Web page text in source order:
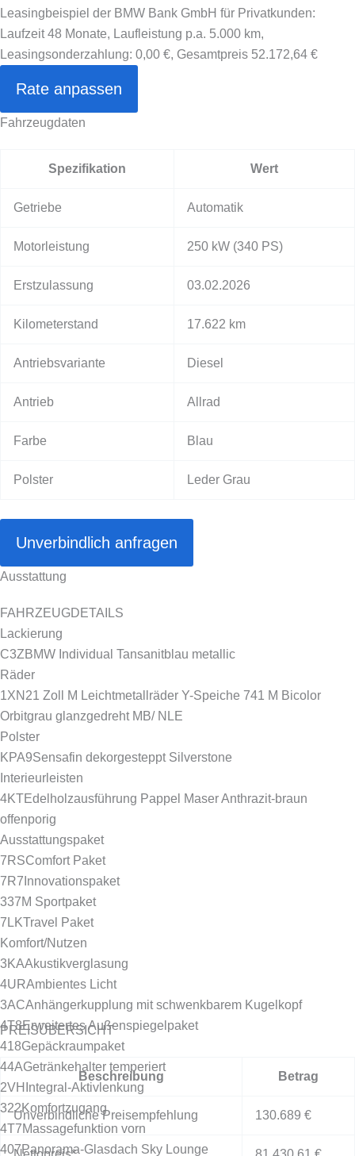
Leasingbeispiel der BMW Bank GmbH für Privatkunden:
Laufzeit 48 Monate, Laufleistung p.a. 5.000 km,
Leasingsonderzahlung: 0,00 €, Gesamtpreis 52.172,64 €
Rate anpassen
Fahrzeugdaten
Spezifikation Wert
Getriebe Automatik
Motorleistung 250 kW (340 PS)
Erstzulassung 03.02.2026
Kilometerstand 17.622 km
Antriebsvariante Diesel
Antrieb Allrad
Farbe Blau
Polster Leder Grau
Unverbindlich anfragen
Ausstattung
FAHRZEUGDETAILS
Lackierung
C3Z BMW Individual Tansanitblau metallic
Räder
1XN 21 Zoll M Leichtmetallräder Y-Speiche 741 M Bicolor
Orbitgrau glanzgedreht MB/ NLE
Polster
KPA9Sensafin dekorgesteppt Silverstone
Interieurleisten
4KTEdelholzausführung Pappel Maser Anthrazit-braun
offenporig
Ausstattungspaket
7RSComfort Paket
7R7 Innovationspaket
337M Sportpaket
7LKTravel Paket
Komfort/Nutzen
3KAAkustikverglasung
4URAmbientes Licht
3ACAnhängerkupplung mit schwenkbarem Kugelkopf
4T8Erweitertes Außenspiegelpaket
418Gepäckraumpaket
44AGetränkehalter temperiert
2VH Integral-Aktivlenkung
322Komfortzugang
4T7Massagefunktion vorn
407Panorama-Glasdach Sky Lounge
PREISÜBERSICHT
Beschreibung Betrag
Unverbindliche Preisempfehlung 130.689 €